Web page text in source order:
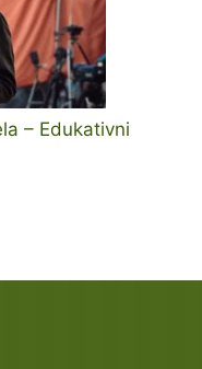
– Edukativni